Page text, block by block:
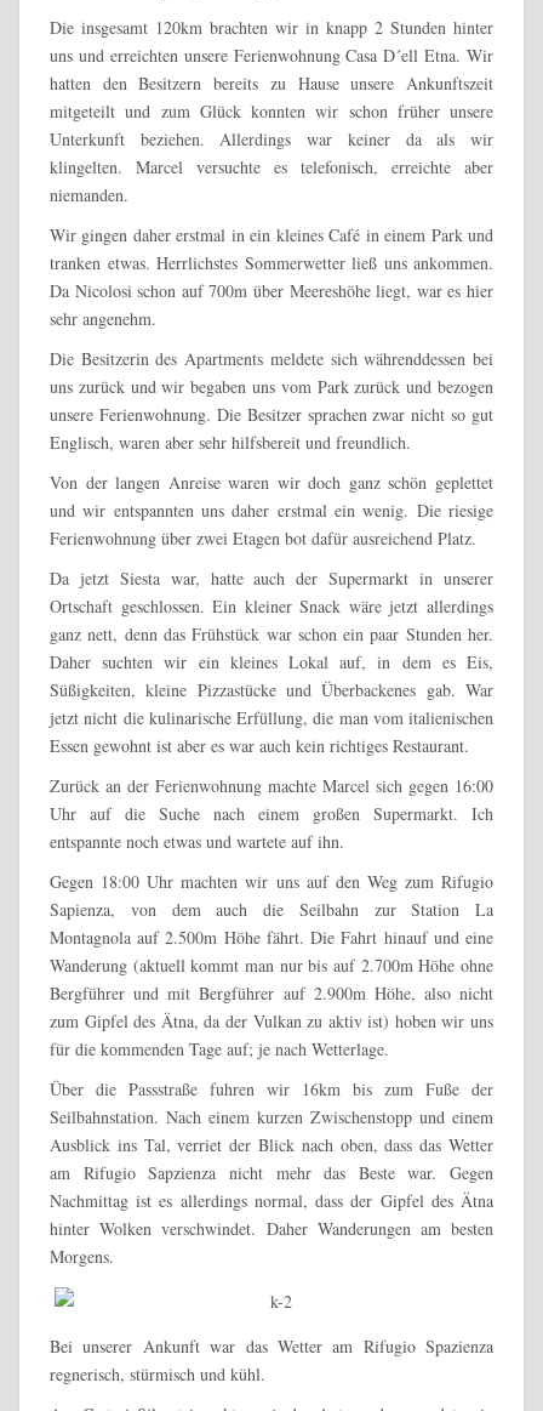
Die insgesamt 120km brachten wir in knapp 2 Stunden hinter
uns und erreichten unsere Ferienwohnung Casa D´ell Etna. Wir
hatten den Besitzern bereits zu Hause unsere Ankunftszeit
mitgeteilt und zum Glück konnten wir schon früher unsere
Unterkunft beziehen. Allerdings war keiner da als wir
klingelten. Marcel versuchte es telefonisch, erreichte aber
niemanden.
Wir gingen daher erstmal in ein kleines Café in einem Park und
tranken etwas. Herrlichstes Sommerwetter ließ uns ankommen.
Da Nicolosi schon auf 700m über Meereshöhe liegt, war es hier
sehr angenehm.
Die Besitzerin des Apartments meldete sich währenddessen bei
uns zurück und wir begaben uns vom Park zurück und bezogen
unsere Ferienwohnung. Die Besitzer sprachen zwar nicht so gut
Englisch, waren aber sehr hilfsbereit und freundlich.
Von der langen Anreise waren wir doch ganz schön geplettet
und wir entspannten uns daher erstmal ein wenig. Die riesige
Ferienwohnung über zwei Etagen bot dafür ausreichend Platz.
Da jetzt Siesta war, hatte auch der Supermarkt in unserer
Ortschaft geschlossen. Ein kleiner Snack wäre jetzt allerdings
ganz nett, denn das Frühstück war schon ein paar Stunden her.
Daher suchten wir ein kleines Lokal auf, in dem es Eis,
Süßigkeiten, kleine Pizzastücke und Überbackenes gab. War
jetzt nicht die kulinarische Erfüllung, die man vom italienischen
Essen gewohnt ist aber es war auch kein richtiges Restaurant.
Zurück an der Ferienwohnung machte Marcel sich gegen 16:00
Uhr auf die Suche nach einem großen Supermarkt. Ich
entspannte noch etwas und wartete auf ihn.
Gegen 18:00 Uhr machten wir uns auf den Weg zum Rifugio
Sapienza, von dem auch die Seilbahn zur Station La
Montagnola auf 2.500m Höhe fährt. Die Fahrt hinauf und eine
Wanderung (aktuell kommt man nur bis auf 2.700m Höhe ohne
Bergführer und mit Bergführer auf 2.900m Höhe, also nicht
zum Gipfel des Ätna, da der Vulkan zu aktiv ist) hoben wir uns
für die kommenden Tage auf; je nach Wetterlage.
Über die Passstraße fuhren wir 16km bis zum Fuße der
Seilbahnstation. Nach einem kurzen Zwischenstopp und einem
Ausblick ins Tal, verriet der Blick nach oben, dass das Wetter
am Rifugio Sapzienza nicht mehr das Beste war. Gegen
Nachmittag ist es allerdings normal, dass der Gipfel des Ätna
hinter Wolken verschwindet. Daher Wanderungen am besten
Morgens.
Bei unserer Ankunft war das Wetter am Rifugio Spazienza
regnerisch, stürmisch und kühl.